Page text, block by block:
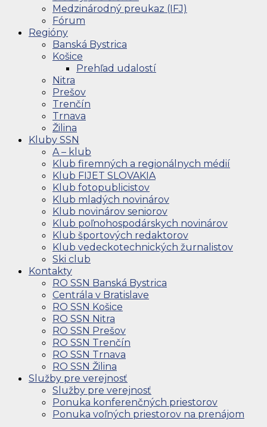
Medzinárodný preukaz (IFJ)
Fórum
Regióny
Banská Bystrica
Košice
Prehľad udalostí
Nitra
Prešov
Trenčín
Trnava
Žilina
Kluby SSN
A – klub
Klub firemných a regionálnych médií
Klub FIJET SLOVAKIA
Klub fotopublicistov
Klub mladých novinárov
Klub novinárov seniorov
Klub poľnohospodárskych novinárov
Klub športových redaktorov
Klub vedeckotechnických žurnalistov
Ski club
Kontakty
RO SSN Banská Bystrica
Centrála v Bratislave
RO SSN Košice
RO SSN Nitra
RO SSN Prešov
RO SSN Trenčín
RO SSN Trnava
RO SSN Žilina
Služby pre verejnosť
Služby pre verejnosť
Ponuka konferenčných priestorov
Ponuka voľných priestorov na prenájom